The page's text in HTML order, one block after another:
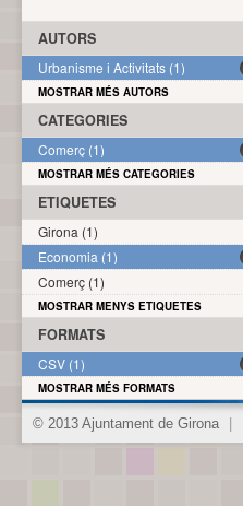
AUTORS
Urbanisme i Activitats (1)
MOSTRAR MÉS AUTORS
CATEGORIES
Comerç (1)
MOSTRAR MÉS CATEGORIES
ETIQUETES
Girona (1)
Economia (1)
Comerç (1)
MOSTRAR MENYS ETIQUETES
FORMATS
CSV (1)
MOSTRAR MÉS FORMATS
© 2013 Ajuntament de Girona